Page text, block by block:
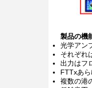
製品の機
光学アン
それぞれ
出力はフ
FTTxあ
複数の港